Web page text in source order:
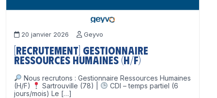
20 janvier 2026 Geyvo
[Recrutement] Gestionnaire
Ressources Humaines (H/F)
Nous recrutons : Gestionnaire Ressources Humaines
(H/F)
Sartrouville (78) |
CDI – temps partiel (6
jours/mois) Le […]